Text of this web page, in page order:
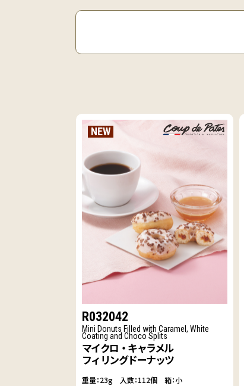
R032042
Mini Donuts Filled with Caramel, White
Coating and Choco Splits
マイクロ・キャラメル
フィリングドーナッツ
重量：23g 入数：112個 箱：小
NEW